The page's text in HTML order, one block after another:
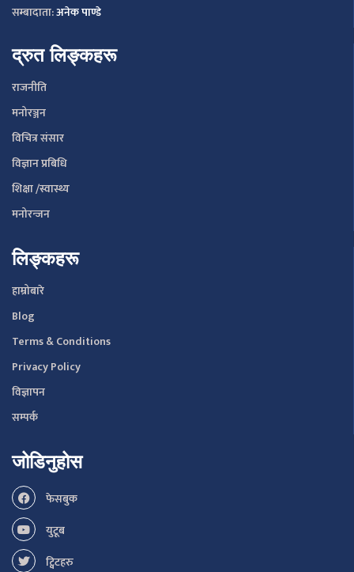
सम्बादाता:अनेक पाण्डे
द्रुत लिङ्कहरू
राजनीति
मनोरञ्जन
विचित्र संसार
विज्ञान प्रबिधि
शिक्षा /स्वास्थ्य
मनोरन्जन
लिङ्कहरू
हाम्रोबारे
Blog
Terms & Conditions
Privacy Policy
विज्ञापन
सम्पर्क
जोडिनुहोस
फेसबुक
युटूब
ट्विटहरु